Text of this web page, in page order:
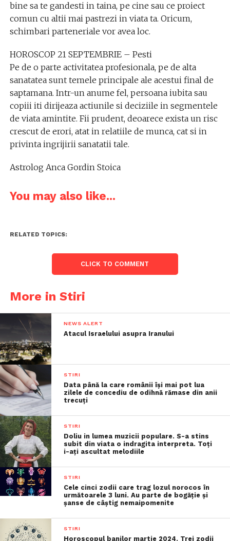
bine sa te gandesti in taina, pe cine sau ce proiect
comun cu altii mai pastrezi in viata ta. Oricum,
schimbari parteneriale vor avea loc.
HOROSCOP 21 SEPTEMBRIE – Pesti
Pe de o parte activitatea profesionala, pe de alta
sanatatea sunt temele principale ale acestui final de
saptamana. Intr-un anume fel, persoana iubita sau
copiii iti dirijeaza actiunile si deciziile in segmentele
de viata amintite. Fii prudent, deoarece exista un risc
crescut de erori, atat in relatiile de munca, cat si in
privinta ingrijirii sanatatii tale.
Astrolog Anca Gordin Stoica
You may also like...
RELATED TOPICS:
CLICK TO COMMENT
More in Stiri
NEWS ALERT
Atacul Israelului asupra Iranului
STIRI
Data până la care românii îşi mai pot lua
zilele de concediu de odihnă rămase din anii
trecuţi
STIRI
Doliu in lumea muzicii populare. S-a stins
subit din viata o indragita interpreta. Toți
i-ați ascultat melodiile
STIRI
Cele cinci zodii care trag lozul norocos în
următoarele 3 luni. Au parte de bogăție și
șanse de câștig nemaipomenite
STIRI
Horoscopul banilor martie 2024. Trei zodii